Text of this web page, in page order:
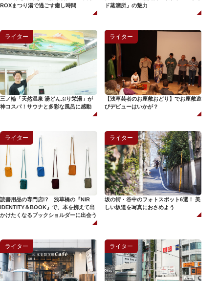
ROXまつり湯で過ごす癒し時間
ド蒸溜所」の魅力
ライター
三ノ輪「天然温泉 湯どんぶり栄湯」が
神コスパ！サウナと多彩な風呂に感動
ライター
【浅草芸者のお座敷おどり】でお座敷遊
びデビューはいかが？
ライター
読書用品の専門店!? 浅草橋の『NIR
IDENTITY＆BOOK』で、本を携えて出
かけたくなるブックショルダーに出会う
ライター
坂の街・谷中のフォトスポット6選！ 美
しい坂道を写真におさめよう
ライター ライター